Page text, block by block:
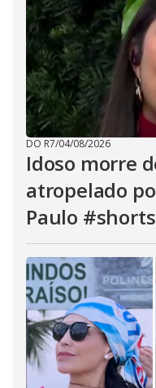
DO R7/04/08/2026
Idoso morre
atropelado
Paulo